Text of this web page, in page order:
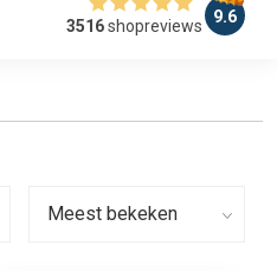
3516shopreviews 9.6